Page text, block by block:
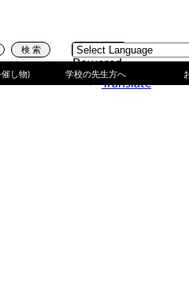
Powered
by
Translate
し物) 学校の先生方へ